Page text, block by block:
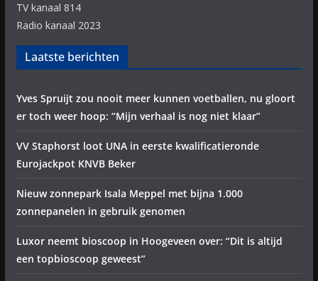
TV kanaal 814
Radio kanaal 2023
Laatste berichten
Yves Spruijt zou nooit meer kunnen voetballen, nu gloort
er toch weer hoop: “Mijn verhaal is nog niet klaar”
VV Staphorst loot UNA in eerste kwalificatieronde
Eurojackpot KNVB Beker
Nieuw zonnepark Isala Meppel met bijna 1.000
zonnepanelen in gebruik genomen
Luxor neemt bioscoop in Hoogeveen over: “Dit is altijd
een topbioscoop geweest”